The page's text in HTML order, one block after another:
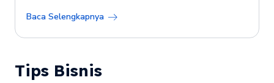
Baca Selengkapnya
Tips Bisnis